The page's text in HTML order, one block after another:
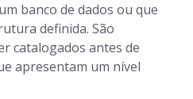
banco de dados ou que
definida. São
catalogados antes de
apresentam um nível